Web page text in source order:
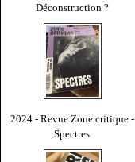
Déconstruction ?
2024 - Revue Zone critique -
Spectres